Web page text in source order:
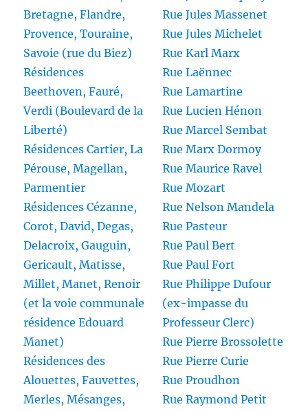
Bretagne, Flandre,
Provence, Touraine,
Savoie (rue du Biez)
Résidences
Beethoven, Fauré,
Verdi (Boulevard de la
Liberté)
Résidences Cartier, La
Pérouse, Magellan,
Parmentier
Résidences Cézanne,
Corot, David, Degas,
Delacroix, Gauguin,
Gericault, Matisse,
Millet, Manet, Renoir
(et la voie communale
résidence Edouard
Manet)
Résidences des
Alouettes, Fauvettes,
Merles, Mésanges,
Rue Jules Massenet
Rue Jules Michelet
Rue Karl Marx
Rue Laënnec
Rue Lamartine
Rue Lucien Hénon
Rue Marcel Sembat
Rue Marx Dormoy
Rue Maurice Ravel
Rue Mozart
Rue Nelson Mandela
Rue Pasteur
Rue Paul Bert
Rue Paul Fort
Rue Philippe Dufour
(ex-impasse du
Professeur Clerc)
Rue Pierre Brossolette
Rue Pierre Curie
Rue Proudhon
Rue Raymond Petit